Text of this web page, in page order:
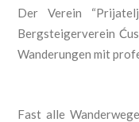
Der Verein
Bergsteigerverein
Wanderungen mit
Fast alle